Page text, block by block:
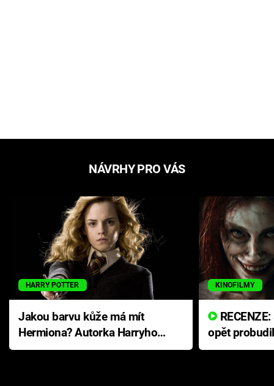
NÁVRHY PRO VÁS
HARRY POTTER
Jakou barvu kůže má mít
Hermiona? Autorka Harryho
Pottera přišla s ráznou
KINOFILMY
opět
přichází s